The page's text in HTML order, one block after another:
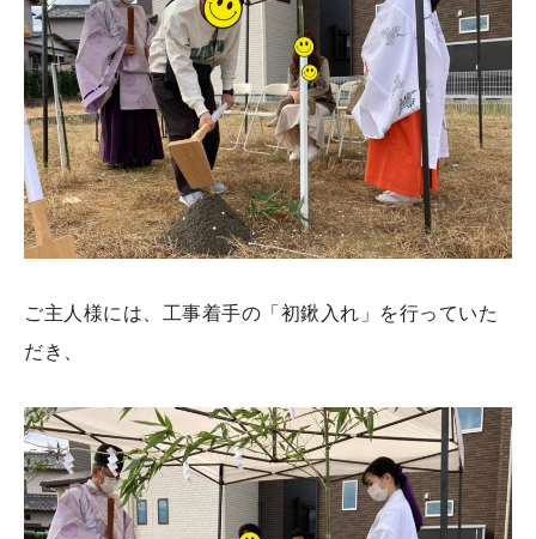
ご主人様には、工事着手の「初鍬入れ」を行っていた
だき、